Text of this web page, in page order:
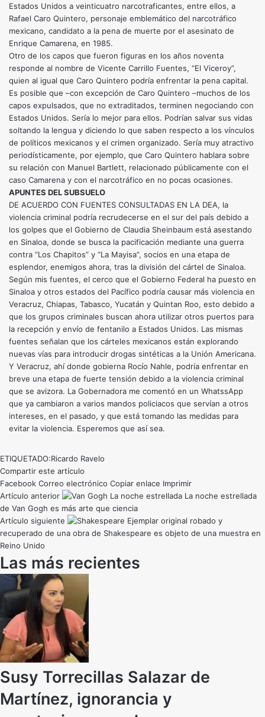
Estados Unidos a veinticuatro narcotraficantes, entre ellos, a
Rafael Caro Quintero, personaje emblemático del narcotráfico
mexicano, candidato a la pena de muerte por el asesinato de
Enrique Camarena, en 1985.
Otro de los capos que fueron figuras en los años noventa
responde al nombre de Vicente Carrillo Fuentes, “El Viceroy”,
quien al igual que Caro Quintero podría enfrentar la pena capital.
Es posible que –con excepción de Caro Quintero –muchos de los
capos expulsados, que no extraditados, terminen negociando con
Estados Unidos. Sería lo mejor para ellos. Podrían salvar sus vidas
soltando la lengua y diciendo lo que saben respecto a los vínculos
de políticos mexicanos y el crimen organizado. Sería muy atractivo
periodísticamente, por ejemplo, que Caro Quintero hablara sobre
su relación con Manuel Bartlett, relacionado públicamente con el
caso Camarena y con el narcotráfico en no pocas ocasiones.
APUNTES DEL SUBSUELO
DE ACUERDO CON FUENTES CONSULTADAS EN LA DEA, la
violencia criminal podría recrudecerse en el sur del país debido a
los golpes que el Gobierno de Claudia Sheinbaum está asestando
en Sinaloa, donde se busca la pacificación mediante una guerra
contra “Los Chapitos” y “La Mayisa”, socios en una etapa de
esplendor, enemigos ahora, tras la división del cártel de Sinaloa.
Según mis fuentes, el cerco que el Gobierno Federal ha puesto en
Sinaloa y otros estados del Pacífico podría causar más violencia en
Veracruz, Chiapas, Tabasco, Yucatán y Quintan Roo, esto debido a
que los grupos criminales buscan ahora utilizar otros puertos para
la recepción y envío de fentanilo a Estados Unidos. Las mismas
fuentes señalan que los cárteles mexicanos están explorando
nuevas vías para introducir drogas sintéticas a la Unión Americana.
Y Veracruz, ahí donde gobierna Rocío Nahle, podría enfrentar en
breve una etapa de fuerte tensión debido a la violencia criminal
que se avizora. La Gobernadora me comentó en un WhatssApp
que ya cambiaron a varios mandos policiacos que servían a otros
intereses, en el pasado, y que está tomando las medidas para
evitar la violencia. Esperemos que así sea.
ETIQUETADO:Ricardo Ravelo
Compartir este artículo
Facebook Correo electrónico Copiar enlace Imprimir
Artículo anterior
La noche estrellada
de Van Gogh es más arte que ciencia
Artículo siguiente
Ejemplar original robado y
recuperado de una obra de Shakespeare es objeto de una muestra en
Reino Unido
Las más recientes
Susy Torrecillas Salazar de
Martínez, ignorancia y